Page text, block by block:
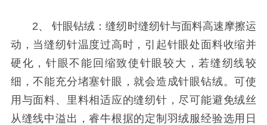
2、 针眼钻绒：缝纫时缝纫针与面料高速摩擦运
动，当缝纫针温度过高时，引起针眼处面料收缩并
硬化，针眼不能回缩致使针眼较大，若缝纫线较
细，不能充分堵塞针眼，就会造成针眼钻绒。可使
用与面料、里料相适应的缝纫针，尽可能避免绒丝
从缝线中溢出，睿牛根据的定制羽绒服经验选用日